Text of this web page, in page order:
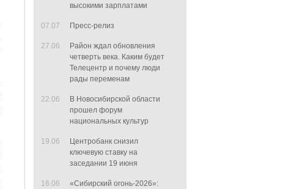
высокими зарплатами
07.07 Пресс-релиз
27.06
Район ждал обновления
четверть века. Каким будет
Телецентр и почему люди
рады переменам
22.06
В Новосибирской области
прошел форум
национальных культур
19.06
Центробанк снизил
ключевую ставку на
заседании 19 июня
16.06
«Сибирский огонь-2026»: